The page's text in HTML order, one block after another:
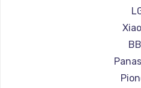
Замена
1200